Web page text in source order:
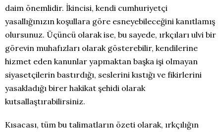
daim önemlidir. İkincisi, kendi cumhuriyetçi
yasallığınızın koşullara göre esneyebileceğini kanıtlamış
olursunuz. Üçüncü olarak ise, bu sayede, ırkçıları ulvi bir
görevin muhafızları olarak gösterebilir, kendilerine
hizmet eden kanunlar yapmaktan başka işi olmayan
siyasetçilerin bastırdığı, seslerini kıstığı ve fikirlerini
yasakladığı birer hakikat şehidi olarak
kutsallaştırabilirsiniz.
Kısacası, tüm bu talimatların özeti olarak, ırkçılığın